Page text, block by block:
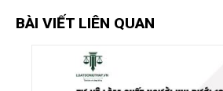
BÀI VIẾT LIÊN QUAN